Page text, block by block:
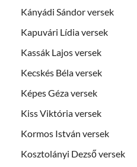
Kányádi Sándor versek
Kapuvári Lídia versek
Kassák Lajos versek
Kecskés Béla versek
Képes Géza versek
Kiss Viktória versek
Kormos István versek
Kosztolányi Dezső versek